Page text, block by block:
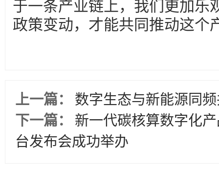
于一条产业链上，我们更加乐
政策变动，才能共同推动这个
上一篇：
数字生态与新能源同
下一篇：
新一代碳核算数字化
台发布会成功举办